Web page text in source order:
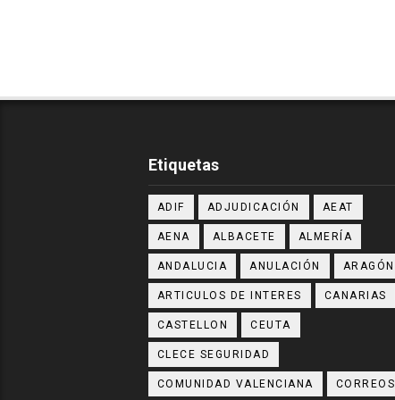
Etiquetas
ADIF ADJUDICACIÓN AEAT
AENA ALBACETE ALMERÍA
ANDALUCIA ANULACIÓN ARAGÓN
ARTICULOS DE INTERES CANARIAS
CASTELLON CEUTA
CLECE SEGURIDAD
COMUNIDAD VALENCIANA CORREOS